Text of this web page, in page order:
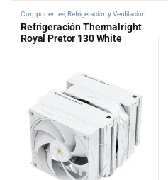
Componentes, Refrigeración y Ventilación
de PC
Refrigeración Thermalright
Royal Pretor 130 White